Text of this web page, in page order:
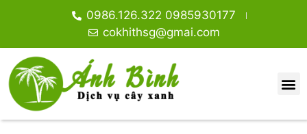
0986.126.322 0985930177
cokhithsg@gmai.com